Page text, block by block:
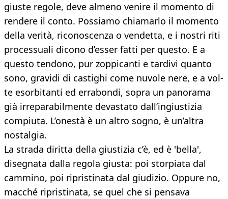
giuste regole, deve almeno venire il mo­mento di
rendere il conto. Possiamo chia­marlo il momento
della verità, riconoscen­za o vendetta, e i nostri riti
processuali di­cono d’esser fatti per questo. E a
questo ten­dono, pur zoppicanti e tardivi quanto
sono, gravidi di castighi come nuvole nere, e a vol­
te esorbitanti ed errabondi, sopra un pano­rama
già irreparabilmente devastato dal­l’ingiustizia
compiuta. L’onestà è un altro sogno, è un’altra
nostal­gia.
La strada diritta della giustizia c’è, ed è 'bella',
disegnata dalla regola giusta: poi storpiata dal
cammino, poi ripristinata dal giudizio. Oppure no,
macché ripristinata, se quel che si pensava